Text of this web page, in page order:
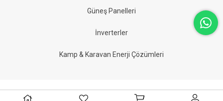
Güneş Panelleri
İnverterler
Kamp & Karavan Enerji Çözümleri